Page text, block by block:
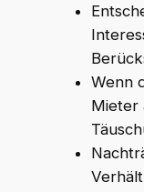
Wenn
Mieter